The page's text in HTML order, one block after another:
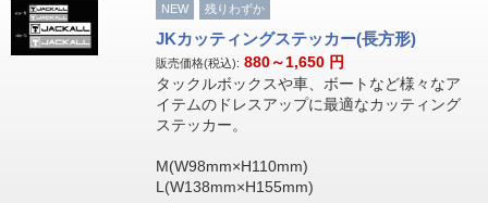
NEW 残りわずか
JKカッティングステッカー(長方形)
販売価格(税込): 880～1,650 円
タックルボックスや車、ボートなど様々なア
イテムのドレスアップに最適なカッティング
ステッカー。
M(W98mm×H110mm)
L(W138mm×H155mm)